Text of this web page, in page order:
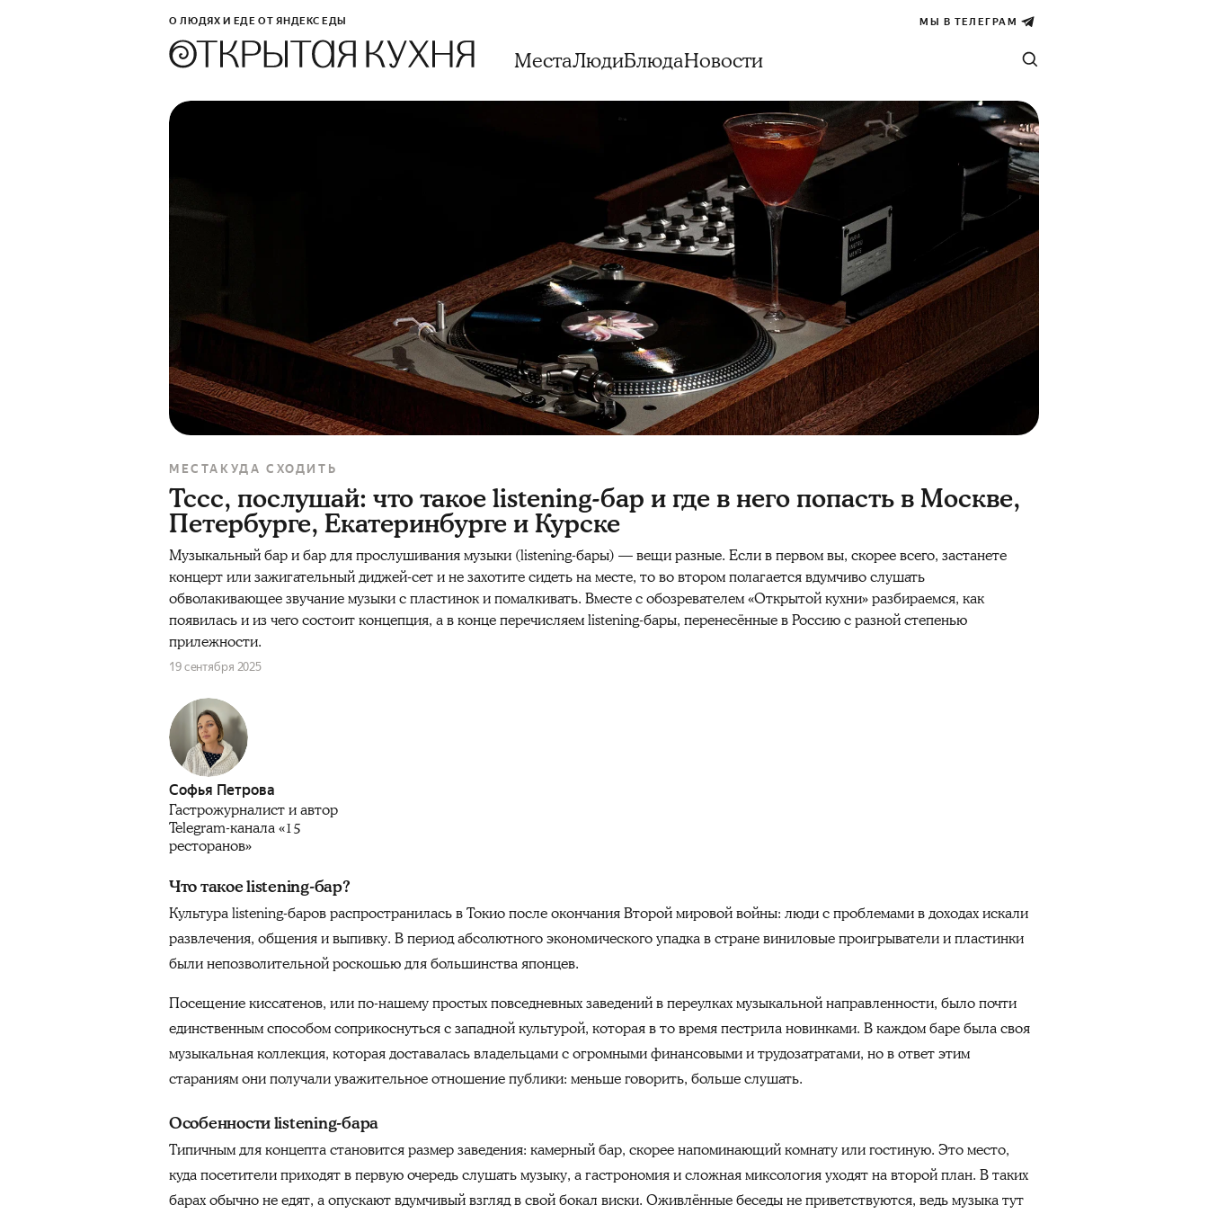
О ЛЮДЯХ И ЕДЕ ОТ ЯНДЕКС ЕДЫ МЫ В ТЕЛЕГРАМ
МестаЛюдиБлюдаНовости
МЕСТА КУДА СХОДИТЬ
Тссс, послушай: что такое listening-бар и где в него попасть в Москве,
Петербурге, Екатеринбурге и Курске
Музыкальный бар и бар для прослушивания музыки (listening-бары) — вещи разные. Если в первом вы, скорее всего, застанете
концерт или зажигательный диджей-сет и не захотите сидеть на месте, то во втором полагается вдумчиво слушать
обволакивающее звучание музыки с пластинок и помалкивать. Вместе с обозревателем «Открытой кухни» разбираемся, как
появилась и из чего состоит концепция, а в конце перечисляем listening-бары, перенесённые в Россию с разной степенью
прилежности.
19 сентября 2025
Софья Петрова
Гастрожурналист и автор
Telegram-канала «15
ресторанов»
Что такое listening-бар?
Культура listening-баров распространилась в Токио после окончания Второй мировой войны: люди с проблемами в доходах искали
развлечения, общения и выпивку. В период абсолютного экономического упадка в стране виниловые проигрыватели и пластинки
были непозволительной роскошью для большинства японцев.
Посещение киссатенов, или по-нашему простых повседневных заведений в переулках музыкальной направленности, было почти
единственным способом соприкоснуться с западной культурой, которая в то время пестрила новинками. В каждом баре была своя
музыкальная коллекция, которая доставалась владельцами с огромными финансовыми и трудозатратами, но в ответ этим
стараниям они получали уважительное отношение публики: меньше говорить, больше слушать.
Особенности listening-бара
Типичным для концепта становится размер заведения: камерный бар, скорее напоминающий комнату или гостиную. Это место,
куда посетители приходят в первую очередь слушать музыку, а гастрономия и сложная миксология уходят на второй план. В таких
барах обычно не едят, а опускают вдумчивый взгляд в свой бокал виски. Оживлённые беседы не приветствуются, ведь музыка тут